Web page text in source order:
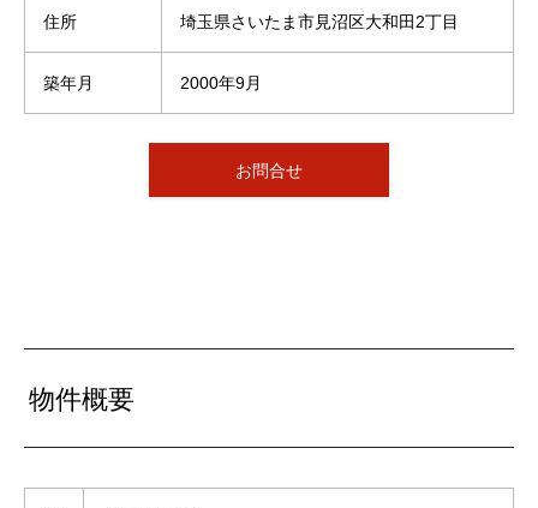
住所 埼玉県さいたま市見沼区大和田2丁目
築年月 2000年9月
お問合せ
物件概要